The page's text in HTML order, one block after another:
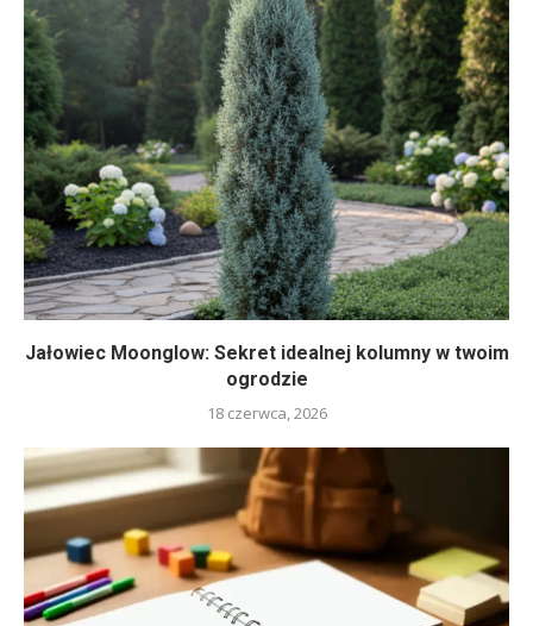
Jałowiec Moonglow: Sekret idealnej kolumny w twoim
ogrodzie
18 czerwca, 2026